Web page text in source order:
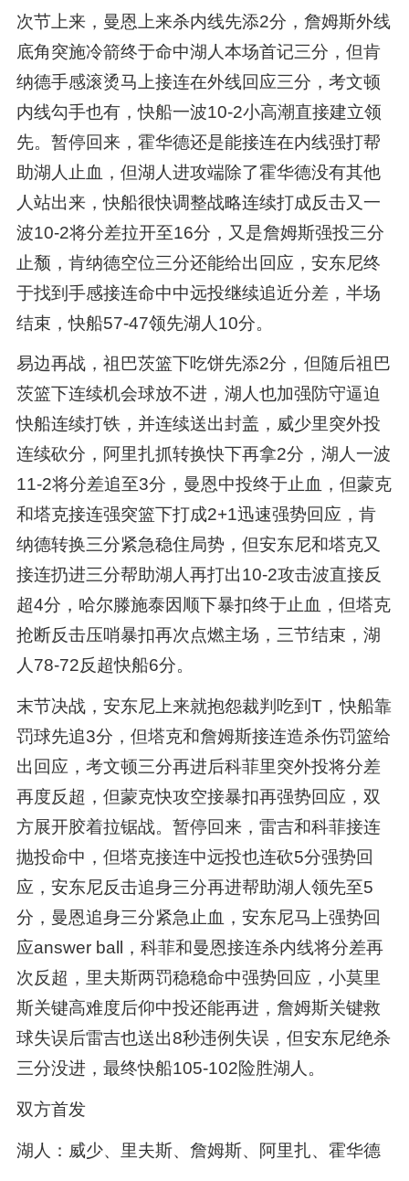
次节上来，曼恩上来杀内线先添2分，詹姆斯外线
底角突施冷箭终于命中湖人本场首记三分，但肯
纳德手感滚烫马上接连在外线回应三分，考文顿
内线勾手也有，快船一波10-2小高潮直接建立领
先。暂停回来，霍华德还是能接连在内线强打帮
助湖人止血，但湖人进攻端除了霍华德没有其他
人站出来，快船很快调整战略连续打成反击又一
波10-2将分差拉开至16分，又是詹姆斯强投三分
止颓，肯纳德空位三分还能给出回应，安东尼终
于找到手感接连命中中远投继续追近分差，半场
结束，快船57-47领先湖人10分。
易边再战，祖巴茨篮下吃饼先添2分，但随后祖巴
茨篮下连续机会球放不进，湖人也加强防守逼迫
快船连续打铁，并连续送出封盖，威少里突外投
连续砍分，阿里扎抓转换快下再拿2分，湖人一波
11-2将分差追至3分，曼恩中投终于止血，但蒙克
和塔克接连强突篮下打成2+1迅速强势回应，肯
纳德转换三分紧急稳住局势，但安东尼和塔克又
接连扔进三分帮助湖人再打出10-2攻击波直接反
超4分，哈尔滕施泰因顺下暴扣终于止血，但塔克
抢断反击压哨暴扣再次点燃主场，三节结束，湖
人78-72反超快船6分。
末节决战，安东尼上来就抱怨裁判吃到T，快船靠
罚球先追3分，但塔克和詹姆斯接连造杀伤罚篮给
出回应，考文顿三分再进后科菲里突外投将分差
再度反超，但蒙克快攻空接暴扣再强势回应，双
方展开胶着拉锯战。暂停回来，雷吉和科菲接连
抛投命中，但塔克接连中远投也连砍5分强势回
应，安东尼反击追身三分再进帮助湖人领先至5
分，曼恩追身三分紧急止血，安东尼马上强势回
应answer ball，科菲和曼恩接连杀内线将分差再
次反超，里夫斯两罚稳稳命中强势回应，小莫里
斯关键高难度后仰中投还能再进，詹姆斯关键救
球失误后雷吉也送出8秒违例失误，但安东尼绝杀
三分没进，最终快船105-102险胜湖人。
双方首发
湖人：威少、里夫斯、詹姆斯、阿里扎、霍华德